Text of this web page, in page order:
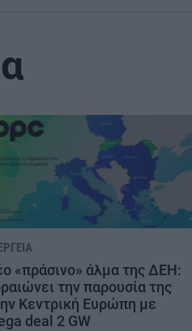
«πράσινο» άλμα της ΔΕΗ:
την παρουσία της
Κεντρική Ευρώπη με
deal 2 GW